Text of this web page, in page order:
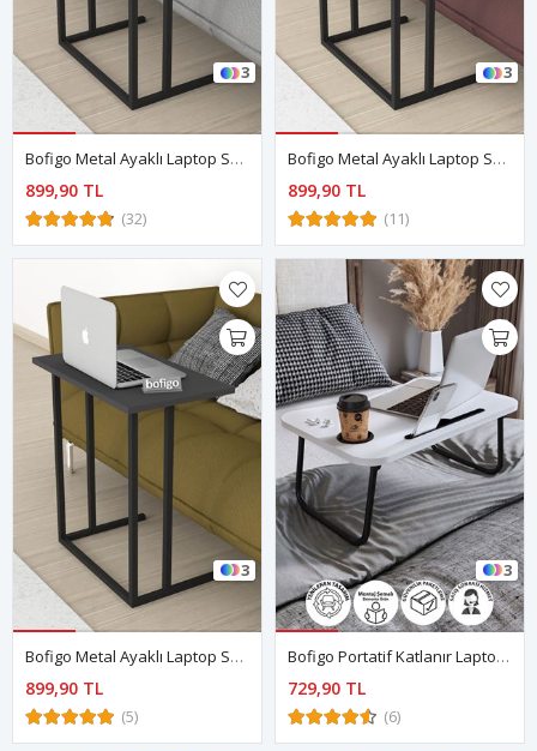
3
Bofigo Metal Ayaklı Laptop Sehpası Kahvaltı Masası Çalışma Sehpası Çam
899,90 TL
(32)
3
Bofigo Metal Ayaklı Laptop Sehpası Kahvaltı Masası Çalışma Sehpası Beyaz
899,90 TL
(11)
3
Bofigo Metal Ayaklı Laptop Sehpası Kahvaltı Masası Çalışma Sehpası Antrasit
899,90 TL
(5)
3
Bofigo Portatif Katlanır Laptop Sehpası Tablet Telefon Tutuculu Laptop Sehpası Beyaz
729,90 TL
(6)